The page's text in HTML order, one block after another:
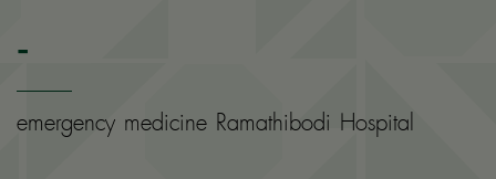
-
emergency medicine Ramathibodi Hospital